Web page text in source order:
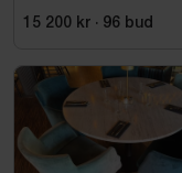
15 200 kr · 96 bud